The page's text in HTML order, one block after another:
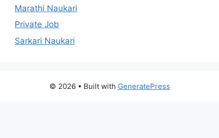
Marathi Naukari
Private Job
Sarkari Naukari
© 2026 • Built with GeneratePress